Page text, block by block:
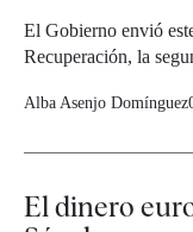
El Gobierno envió
Recuperación, la
Alba Asenjo Domínguez
El dinero